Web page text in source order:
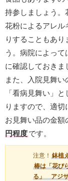
持参しましょう。
花粉によるアレル
りすることもあ
う。病院によって
に確認しておきま
また、入院見舞い
「看病見舞い」
りますので、適切
お見舞い品の金額
円程度です。
注意！ 鉢植
椿は「花び
る」 アジサ